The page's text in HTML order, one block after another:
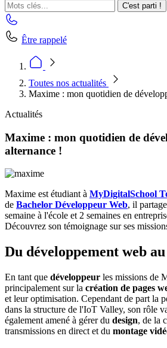
C'est parti !
Être rappelé
Toutes nos actualités
Maxime : mon quotidien de
Actualités
Maxime : mon quotidien de
alternance !
Maxime est étudiant à MyDigitalSchool
de Bachelor Développeur Web, il
semaine à l'école et 2 semaines en
Découvrez son témoignage sur ses
Du développement web
En tant que développeur les missions de
principalement sur la création de pages
et leur optimisation. Cependant de part la
dans la structure de l'IoT Valley, son rôle
également amené à gérer du design, de la
transmissions en direct et du montage